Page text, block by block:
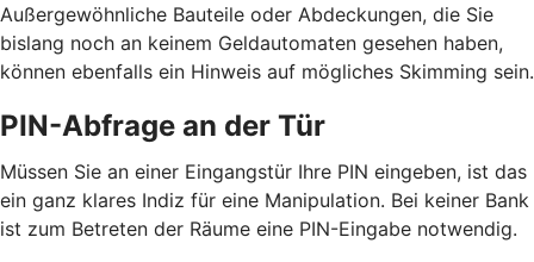
Außergewöhnliche Bauteile oder Abdeckungen, die Sie
bislang noch an keinem Geldautomaten gesehen haben,
können ebenfalls ein Hinweis auf mögliches Skimming sein.
PIN-Abfrage an der Tür
Müssen Sie an einer Eingangstür Ihre PIN eingeben, ist das
ein ganz klares Indiz für eine Manipulation. Bei keiner Bank
ist zum Betreten der Räume eine PIN-Eingabe notwendig.